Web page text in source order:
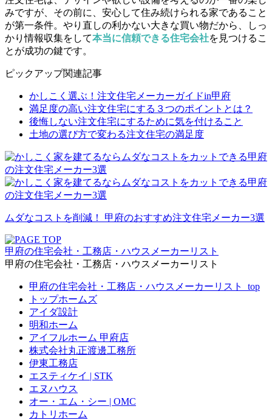
みですが、その前に、安心して住み続けられる家であること
が第一条件。やり直しの利かない大きな買い物だから、しっ
かり情報収集をして本当に信頼できる住宅会社を見つけるこ
とが成功の鍵です。
ピックアップ関連記事
かしこく選ぶ！注文住宅メーカーガイドin甲府
満足度の高い注文住宅にする３つのポイントとは？
後悔しない注文住宅にするために気を付けること
土地の選び方で変わる注文住宅の満足度
ムダなコストを削減！ 甲府のおすすめ注文住宅メーカー3選
甲府の住宅会社・工務店・ハウスメーカーリスト
甲府の住宅会社・工務店・ハウスメーカーリスト
甲府の住宅会社・工務店・ハウスメーカーリスト_top
トップホームズ
アイダ設計
明和ホーム
アイフルホーム 甲府店
株式会社丸正渡邊工務所
伊東工務店
エスティケイ | STK
エヌハウス
オー・エム・シー | OMC
カトリホーム